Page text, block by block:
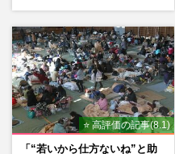
⭐ 高評価の記事(8.1)
「“若いから仕方ないね”と助